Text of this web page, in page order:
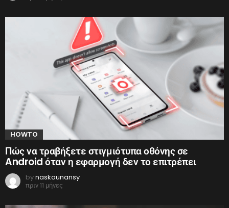
HOWTO
Πώς να τραβήξετε στιγμιότυπα οθόνης σε
Android όταν η εφαρμογή δεν το επιτρέπει
bynaskounansy
πριν 11 μήνες